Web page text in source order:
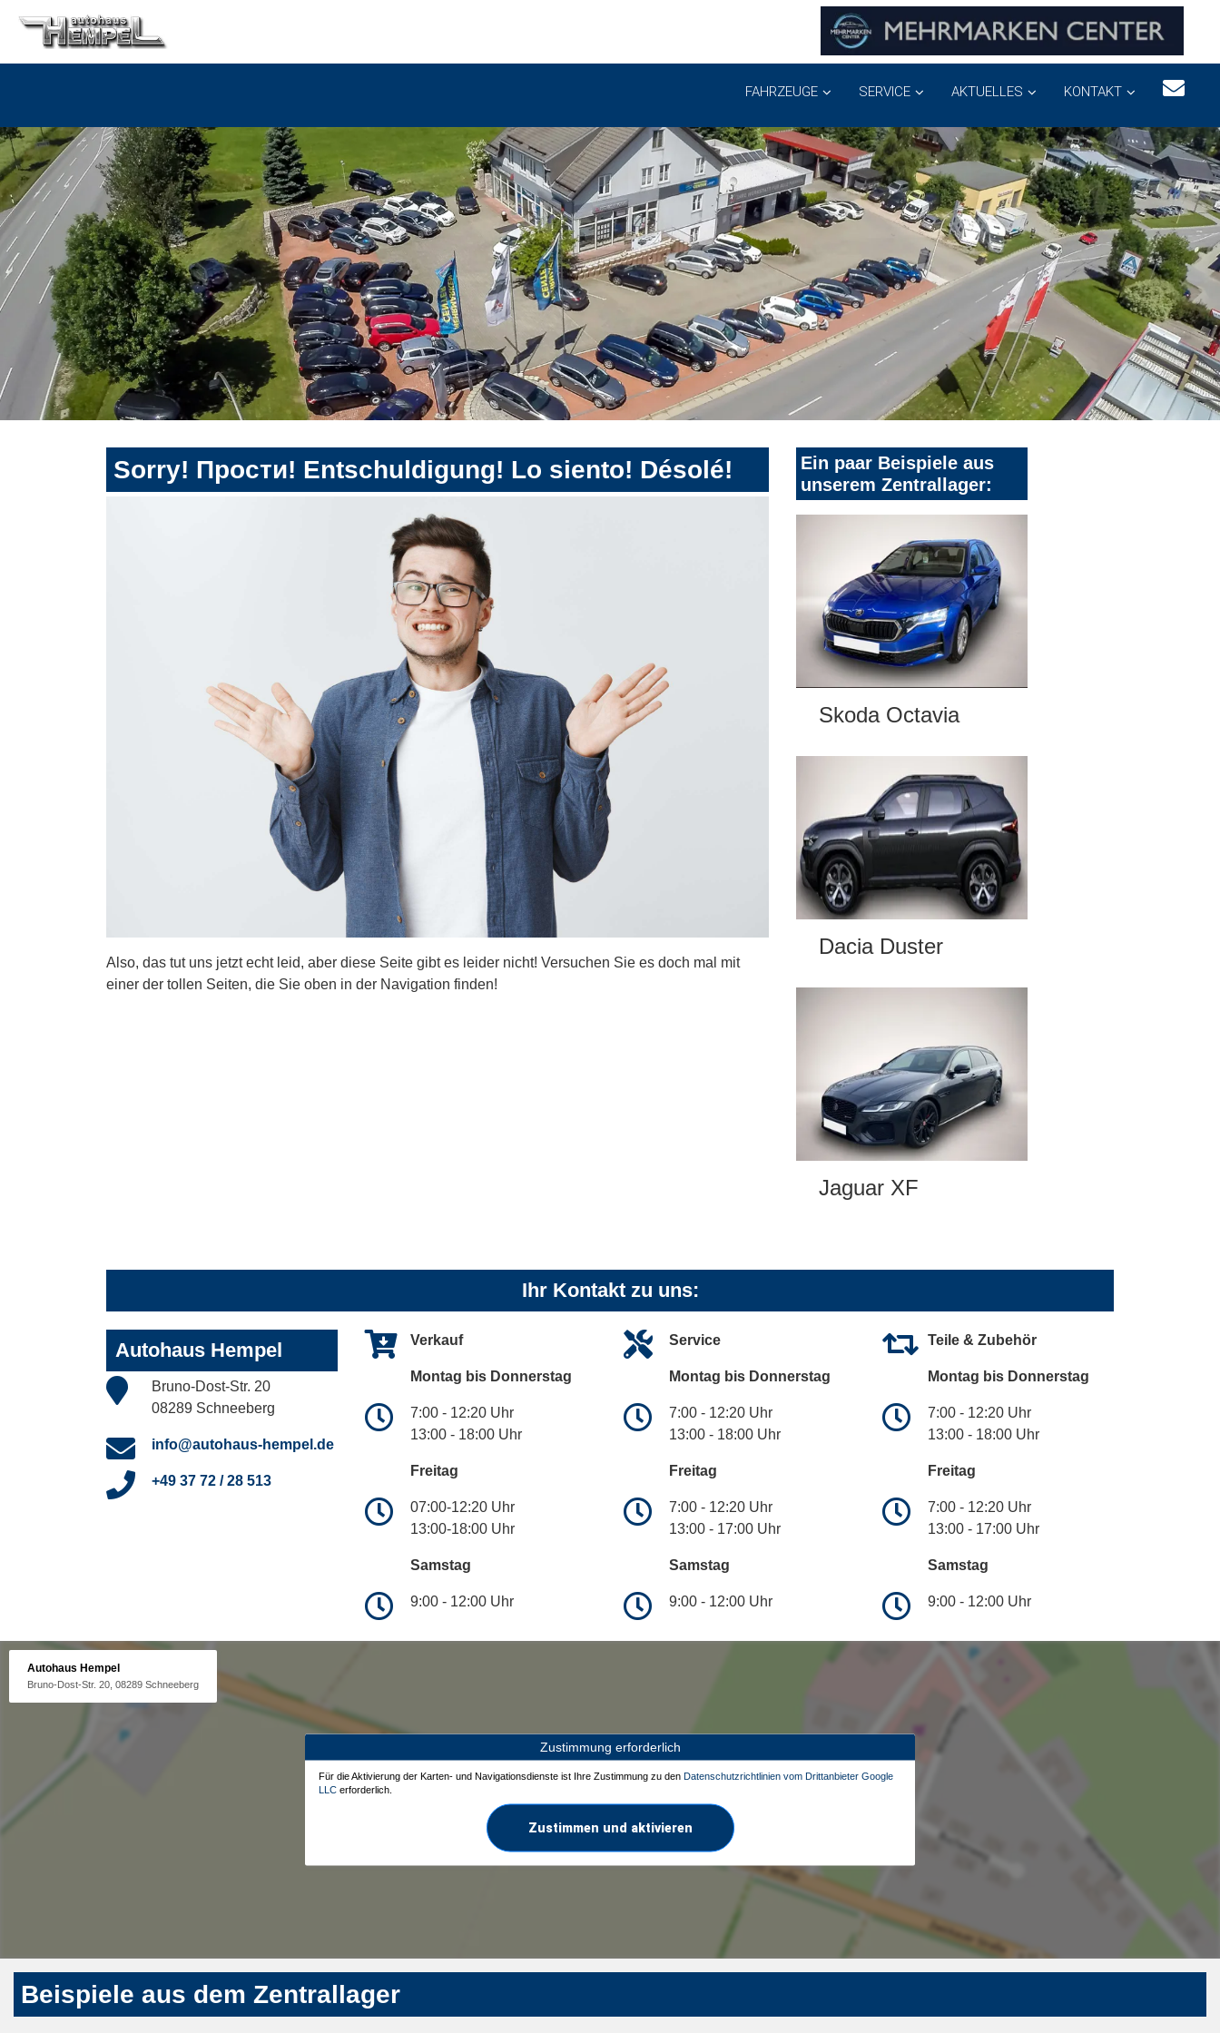
FAHRZEUGE SERVICE AKTUELLES KONTAKT
Sorry! Прости! Entschuldigung! Lo siento! Désolé!
Also, das tut uns jetzt echt leid, aber diese Seite gibt es leider nicht! Versuchen Sie es doch mal mit
einer der tollen Seiten, die Sie oben in der Navigation finden!
Ein paar Beispiele aus
unserem Zentrallager:
Skoda Octavia
Dacia Duster
Jaguar XF
Ihr Kontakt zu uns:
Autohaus Hempel
Bruno-Dost-Str. 20
08289 Schneeberg
info@autohaus-hempel.de
+49 37 72 / 28 513
Verkauf
Montag bis Donnerstag
7:00 - 12:20 Uhr
13:00 - 18:00 Uhr
Freitag
07:00-12:20 Uhr
13:00-18:00 Uhr
Samstag
9:00 - 12:00 Uhr
Service
Montag bis Donnerstag
7:00 - 12:20 Uhr
13:00 - 18:00 Uhr
Freitag
7:00 - 12:20 Uhr
13:00 - 17:00 Uhr
Samstag
9:00 - 12:00 Uhr
Teile & Zubehör
Montag bis Donnerstag
7:00 - 12:20 Uhr
13:00 - 18:00 Uhr
Freitag
7:00 - 12:20 Uhr
13:00 - 17:00 Uhr
Samstag
9:00 - 12:00 Uhr
Autohaus Hempel
Bruno-Dost-Str. 20, 08289 Schneeberg
Zustimmung erforderlich
Für die Aktivierung der Karten- und Navigationsdienste ist Ihre Zustimmung zu den Datenschutzrichtlinien vom Drittanbieter Google
LLC erforderlich.
Zustimmen und aktivieren
Beispiele aus dem Zentrallager